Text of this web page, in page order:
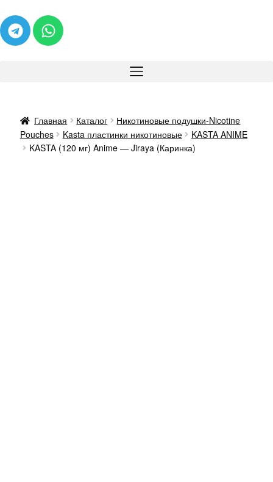
Главная Каталог
Никотиновые подушки-Nicotine
Pouches
Kasta пластинки никотиновые
KASTA ANIME
KASTA (120 мг) Anime — Jiraya (Каринка)